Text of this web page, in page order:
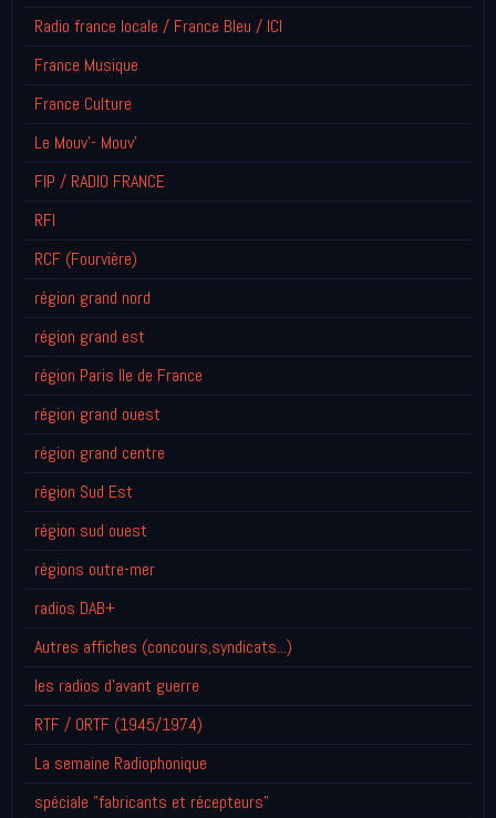
Radio france locale / France Bleu / ICI
France Musique
France Culture
Le Mouv'- Mouv'
FIP / RADIO FRANCE
RFI
RCF (Fourvière)
région grand nord
région grand est
région Paris Ile de France
région grand ouest
région grand centre
région Sud Est
région sud ouest
régions outre-mer
radios DAB+
Autres affiches (concours,syndicats...)
les radios d'avant guerre
RTF / ORTF (1945/1974)
La semaine Radiophonique
spéciale "fabricants et récepteurs"